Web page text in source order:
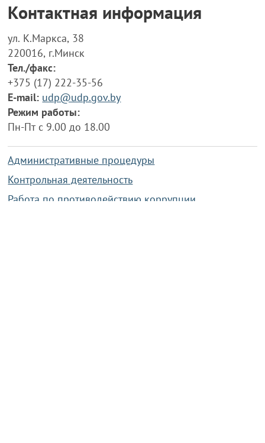
Контактная информация
ул. К.Маркса, 38
220016, г.Минск
Тел./факс:
+375 (17) 222-35-56
E-mail: udp@udp.gov.by
Режим работы:
Пн-Пт с 9.00 до 18.00
Административные процедуры
Контрольная деятельность
Работа по противодействию коррупции